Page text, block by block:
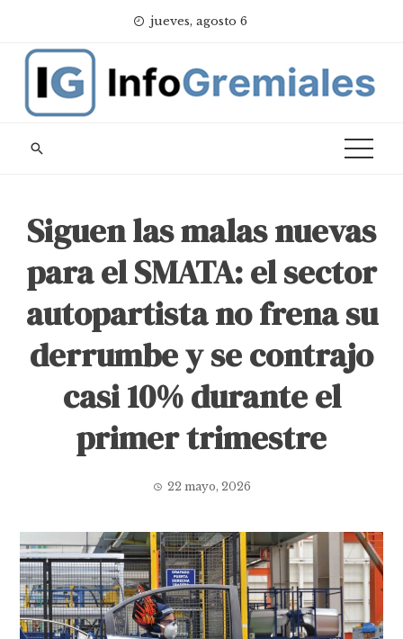
content
jueves, agosto 6
Siguen las malas nuevas
para el SMATA: el sector
autopartista no frena su
derrumbe y se contrajo
casi 10% durante el
primer trimestre
22 mayo, 2026